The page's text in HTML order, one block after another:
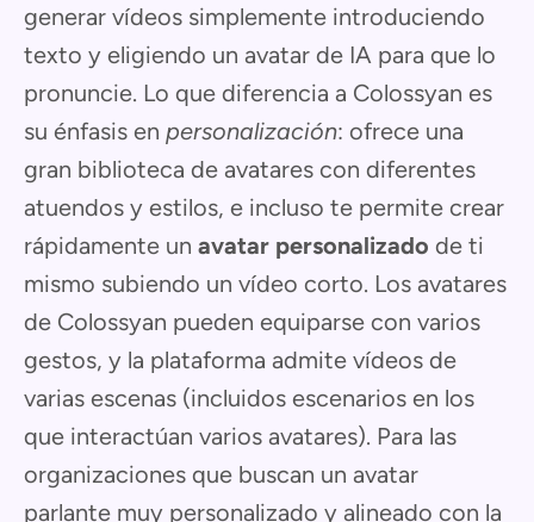
generar vídeos simplemente introduciendo
texto y eligiendo un avatar de IA para que lo
pronuncie. Lo que diferencia a Colossyan es
su énfasis en personalización: ofrece una
gran biblioteca de avatares con diferentes
atuendos y estilos, e incluso te permite crear
rápidamente un avatar personalizado de ti
mismo subiendo un vídeo corto. Los avatares
de Colossyan pueden equiparse con varios
gestos, y la plataforma admite vídeos de
varias escenas (incluidos escenarios en los
que interactúan varios avatares). Para las
organizaciones que buscan un avatar
parlante muy personalizado y alineado con la